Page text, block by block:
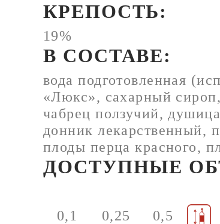
КРЕПОСТЬ:
19%
В СОСТАВЕ:
вода подготовленная
«Люкс», сахарный
чабрец ползучий,
донник лекарственный,
плоды перца красного,
ДОСТУПНЫЕ
0,1 0,25 0,5